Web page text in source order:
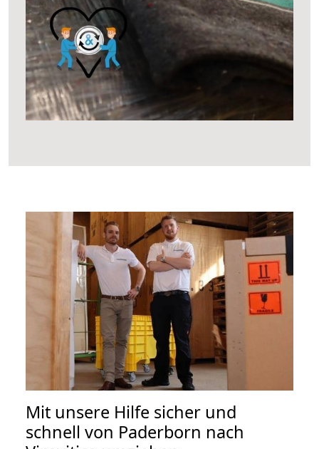
Mit unsere Hilfe sicher und
schnell von Paderborn nach